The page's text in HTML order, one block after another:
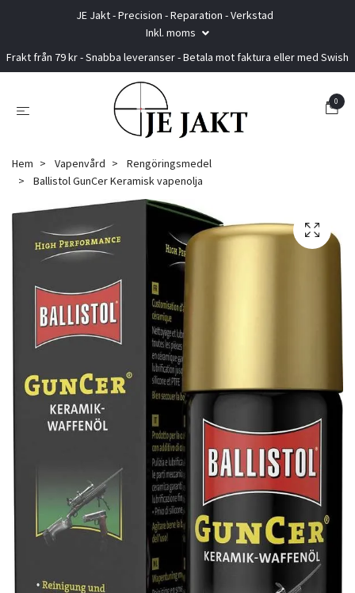
JE Jakt - Precision - Reparation - Verkstad
Inkl. moms
Frakt från 79 kr - Snabba leveranser - Betala mot faktura eller med Swish
0
Hem Vapenvård
Rengöringsmedel
Ballistol GunCer Keramisk vapenolja